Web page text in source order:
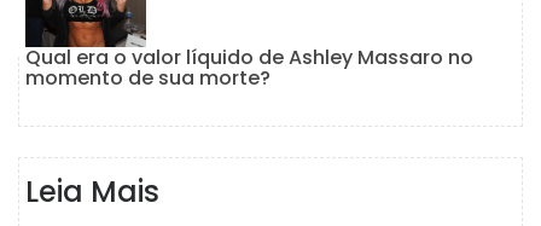
Qual era o valor líquido de Ashley Massaro no
momento de sua morte?
Leia Mais